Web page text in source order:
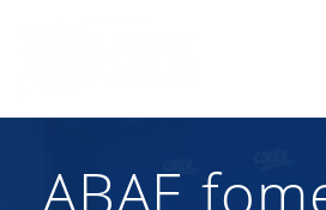
ABAE